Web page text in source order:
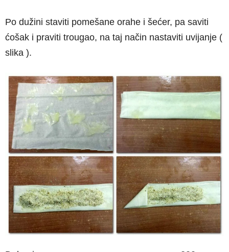
Po dužini staviti pomešane orahe i šećer, pa saviti
ćošak i praviti trougao, na taj način nastaviti uvijanje (
slika ).